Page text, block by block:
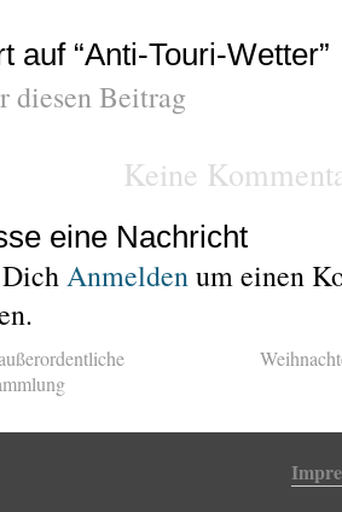
auf “Anti-Touri-Wetter”
diesen Beitrag
Keine
eine Nachricht
Anmeldenum einen